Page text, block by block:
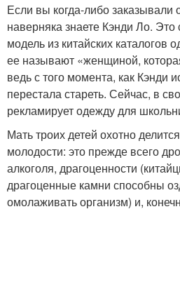
Если вы когда-либо заказывали
наверняка знаете Кэнди Ло.
модель из китайских
ее называют «женщиной,
ведь с того момента, как Кэнди
перестала стареть. Сейчас, в
рекламирует одежду для
Мать троих детей охотно
молодости: это прежде всего
алкоголя, драгоценности
драгоценные камни способны
омолаживать организм) и,